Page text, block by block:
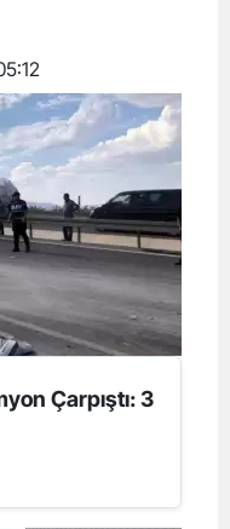
Çarpıştı: 3